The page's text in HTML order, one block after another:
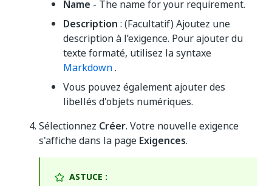
Name - The name for your requirement.
Description : (Facultatif) Ajoutez une
description à l’exigence. Pour ajouter du
texte formaté, utilisez la syntaxe
Markdown.
Vous pouvez également ajouter des
libellés d'objets numériques.
Sélectionnez Créer. Votre nouvelle exigence
s'affiche dans la page Exigences.
ASTUCE :